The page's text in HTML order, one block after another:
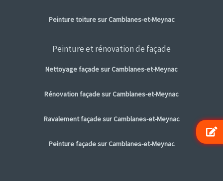
Peinture toiture sur Camblanes-et-Meynac
Peinture et rénovation de façade
Nettoyage façade sur Camblanes-et-Meynac
Rénovation façade sur Camblanes-et-Meynac
Ravalement façade sur Camblanes-et-Meynac
Peinture façade sur Camblanes-et-Meynac